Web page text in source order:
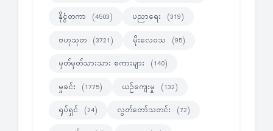
နိုင္ငံတကာ (4503) ပညာရေး (319)
ဗဟုသုတ (3721) မိုးလေဝသ (95)
မှတ်မှတ်သားသား စကားများ (140)
မှုခင်း (1775) ယဉ်ကျေးမှု (132)
ရုပ်ရှင် (24) လွတ်တော်သတင်း (72)